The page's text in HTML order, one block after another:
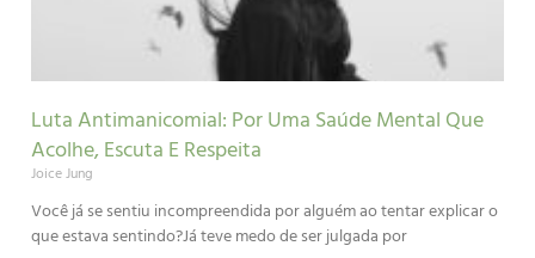
Luta Antimanicomial: Por Uma Saúde Mental Que
Acolhe, Escuta E Respeita
Joice Jung
Você já se sentiu incompreendida por alguém ao tentar explicar o
que estava sentindo?Já teve medo de ser julgada por